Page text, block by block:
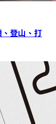
登山、打